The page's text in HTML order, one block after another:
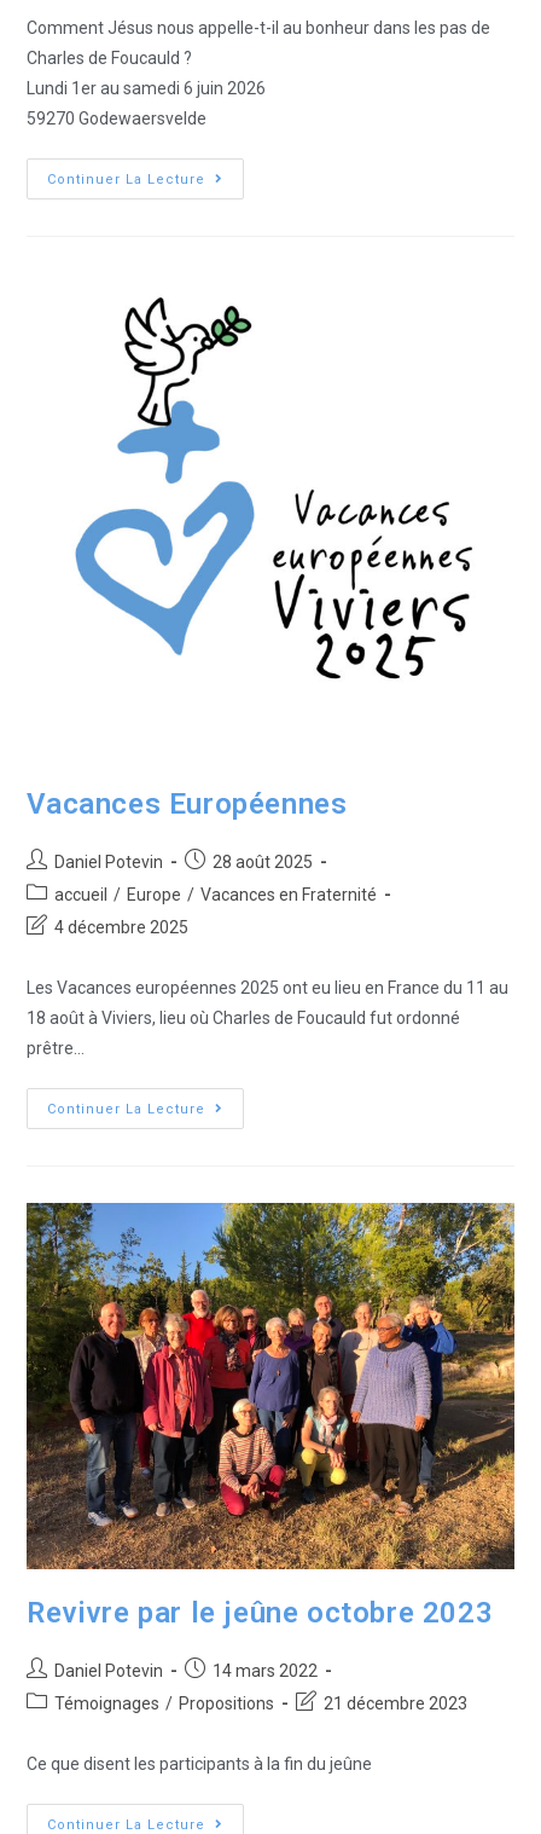
Comment Jésus nous appelle-t-il au bonheur dans les pas de
Charles de Foucauld ?
Lundi 1er au samedi 6 juin 2026
59270 Godewaersvelde
Continuer La Lecture
Vacances Européennes
Daniel Potevin
28 août 2025
accueil / Europe / Vacances en Fraternité
4 décembre 2025
Les Vacances européennes 2025 ont eu lieu en France du 11 au
18 août à Viviers, lieu où Charles de Foucauld fut ordonné
prêtre…
Continuer La Lecture
Revivre par le jeûne octobre 2023
Daniel Potevin
14 mars 2022
Témoignages / Propositions 21 décembre 2023
Ce que disent les participants à la fin du jeûne
Continuer La Lecture